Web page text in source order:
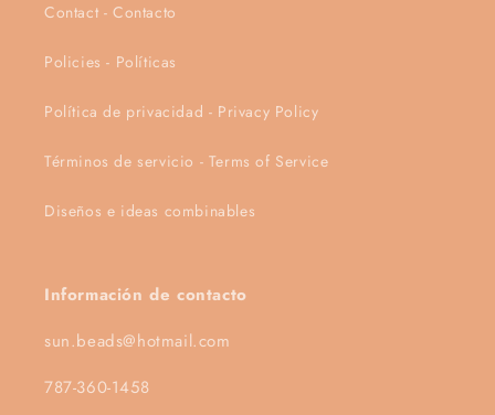
Contact - Contacto
Policies - Políticas
Política de privacidad - Privacy Policy
Términos de servicio - Terms of Service
Diseños e ideas combinables
Información de contacto
sun.beads@hotmail.com
787-360-1458